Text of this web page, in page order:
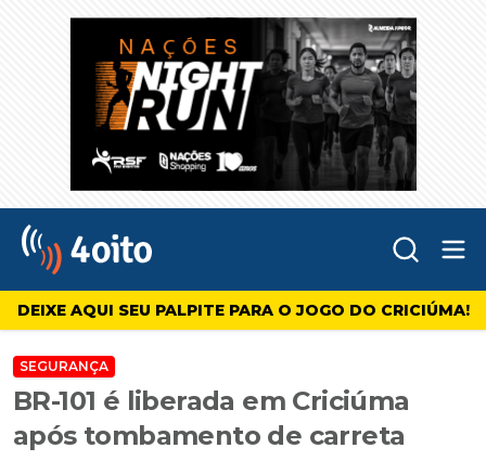
4oito
DEIXE AQUI SEU PALPITE PARA O JOGO DO CRICIÚMA!
SEGURANÇA
BR-101 é liberada em Criciúma
após tombamento de carreta